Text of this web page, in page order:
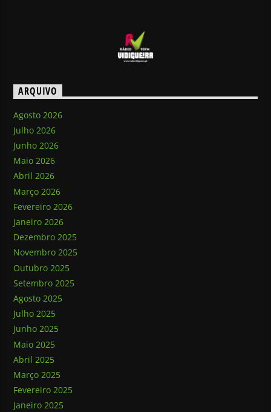
ARQUIVO
Agosto 2026
Julho 2026
Junho 2026
Maio 2026
Abril 2026
Março 2026
Fevereiro 2026
Janeiro 2026
Dezembro 2025
Novembro 2025
Outubro 2025
Setembro 2025
Agosto 2025
Julho 2025
Junho 2025
Maio 2025
Abril 2025
Março 2025
Fevereiro 2025
Janeiro 2025